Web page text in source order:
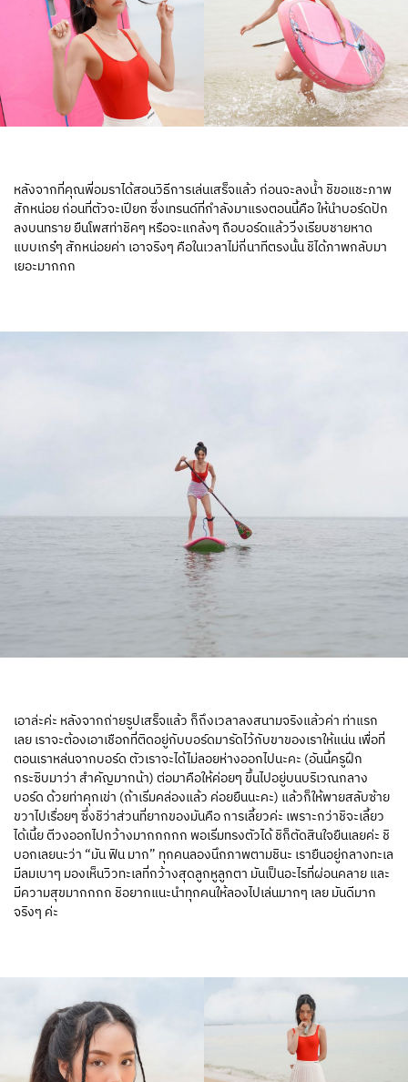
หลังจากที่คุณพี่อมราได้สอนวิธีการเล่นเสร็จแล้ว ก่อนจะลงน้ำ ชิขอแชะภาพ
สักหน่อย ก่อนที่ตัวจะเปียก ซึ่งเทรนด์ที่กำลังมาแรงตอนนี้คือ ให้นำบอร์ดปัก
ลงบนทราย ยืนโพสท่าชิคๆ หรือจะแกล้งๆ ถือบอร์ดแล้ววิ่งเรียบชายหาด
แบบเกร๋ๆ สักหน่อยค่า เอาจริงๆ คือในเวลาไม่กี่นาทีตรงนั้น ชิได้ภาพกลับมา
เยอะมากกก
เอาล่ะค่ะ หลังจากถ่ายรูปเสร็จแล้ว ก็ถึงเวลาลงสนามจริงแล้วค่า ท่าแรก
เลย เราจะต้องเอาเชือกที่ติดอยู่กับบอร์ดมารัดไว้กับขาของเราให้แน่น เพื่อที่
ตอนเราหล่นจากบอร์ด ตัวเราจะได้ไม่ลอยห่างออกไปนะคะ (อันนี้ครูฝึก
กระซิบมาว่า สำคัญมากน้า) ต่อมาคือให้ค่อยๆ ขึ้นไปอยู่บนบริเวณกลาง
บอร์ด ด้วยท่าคุกเข่า (ถ้าเริ่มคล่องแล้ว ค่อยยืนนะคะ) แล้วก็ให้พายสลับซ้าย
ขวาไปเรื่อยๆ ซึ่งชิว่าส่วนที่ยากของมันคือ การเลี้ยวค่ะ เพราะกว่าชิจะเลี้ยว
ได้เนี้ย ตีวงออกไปกว้างมากกกกก พอเริ่มทรงตัวได้ ชิก็ตัดสินใจยืนเลยค่ะ ชิ
บอกเลยนะว่า “มัน ฟิน มาก” ทุกคนลองนึกภาพตามชินะ เรายืนอยู่กลางทะเล
มีลมเบาๆ มองเห็นวิวทะเลที่กว้างสุดลูกหูลูกตา มันเป็นอะไรที่ผ่อนคลาย และ
มีความสุขมากกกก ชิอยากแนะนำทุกคนให้ลองไปเล่นมากๆ เลย มันดีมาก
จริงๆ ค่ะ